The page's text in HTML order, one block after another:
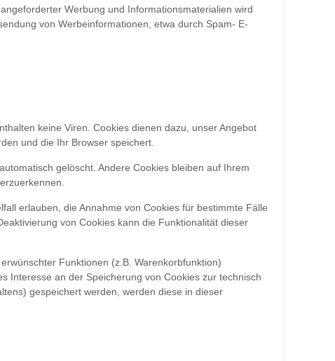
Werbung und Informationsmaterialien wird
von Werbeinformationen, etwa durch Spam- E-
keine Viren. Cookies dienen dazu, unser Angebot
und die Ihr Browser speichert.
gelöscht. Andere Cookies bleiben auf Ihrem
erlauben, die Annahme von Cookies für bestimmte Fälle
von Cookies kann die Funktionalität dieser
Funktionen (z.B. Warenkorbfunktion)
Interesse an der Speicherung von Cookies zur technisch
gespeichert werden, werden diese in dieser